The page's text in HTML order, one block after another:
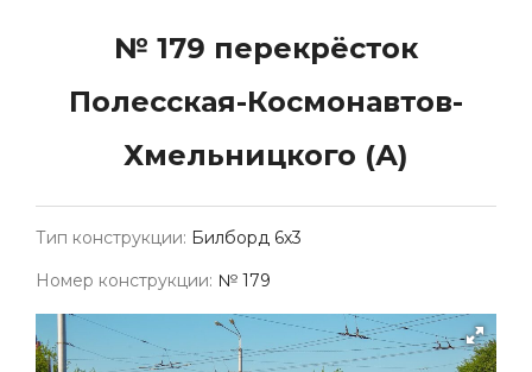
№ 179 перекрёсток
Полесская-Космонавтов-
Хмельницкого (А)
Тип конструкции: Билборд 6х3
Номер конструкции: № 179